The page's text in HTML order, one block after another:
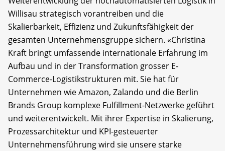
Willisau strategisch vorantreiben und die
Skalierbarkeit, Effizienz und Zukunftsfähigkeit der
gesamten Unternehmensgruppe sichern. «Christina
Kraft bringt umfassende internationale Erfahrung im
Aufbau und in der Transformation grosser E-
Commerce-Logistikstrukturen mit. Sie hat für
Unternehmen wie Amazon, Zalando und die Berlin
Brands Group komplexe Fulfillment-Netzwerke geführt
und weiterentwickelt. Mit ihrer Expertise in Skalierung,
Prozessarchitektur und KPI-gesteuerter
Unternehmensführung wird sie unsere starke